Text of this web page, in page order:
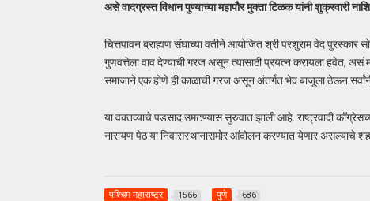
असे वादग्रस्त विधान पुण्याच्या महापौर मुक्ता टिळक यांनी शुक्रवारी
चित्तपावन ब्राह्मण संघाच्या वतीने आयोजित श्री परशुराम वेद पुरस्कार
गुणवत्तेला वाव देण्याची गरज असून त्यासाठी प्रयत्न करायला हवेत,
समाजाने एक होणे ही काळाची गरज असून अंतर्गत भेद बाजूला ठेऊन
या वक्तव्याचे पडसाद उमटण्यास सुरुवात झाली आहे. राष्ट्रवादी
नारायण पेठ या निवासस्थानासमोर आंदोलन करण्यात येणार असल्याचे
पश्चिम महाराष्ट्र 1566 पुणे 686